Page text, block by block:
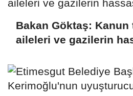
Bakan Göktaş:
aileleri ve gazilerin